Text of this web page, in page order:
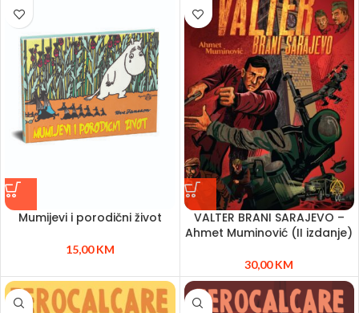
Mumijevi i porodični život
15,00KM
VALTER BRANI SARAJEVO –
Ahmet Muminović (II izdanje)
30,00KM